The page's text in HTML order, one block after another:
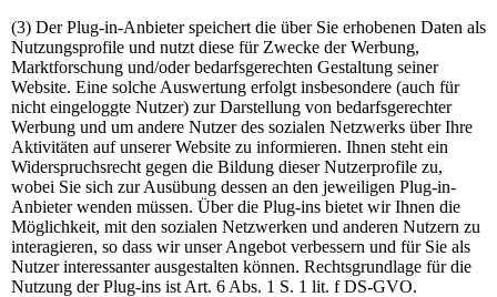
(3) Der Plug-in-Anbieter speichert die über Sie erhobenen Daten als
Nutzungsprofile und nutzt diese für Zwecke der Werbung,
Marktforschung und/oder bedarfsgerechten Gestaltung seiner
Website. Eine solche Auswertung erfolgt insbesondere (auch für
nicht eingeloggte Nutzer) zur Darstellung von bedarfsgerechter
Werbung und um andere Nutzer des sozialen Netzwerks über Ihre
Aktivitäten auf unserer Website zu informieren. Ihnen steht ein
Widerspruchsrecht gegen die Bildung dieser Nutzerprofile zu,
wobei Sie sich zur Ausübung dessen an den jeweiligen Plug-in-
Anbieter wenden müssen. Über die Plug-ins bietet wir Ihnen die
Möglichkeit, mit den sozialen Netzwerken und anderen Nutzern zu
interagieren, so dass wir unser Angebot verbessern und für Sie als
Nutzer interessanter ausgestalten können. Rechtsgrundlage für die
Nutzung der Plug-ins ist Art. 6 Abs. 1 S. 1 lit. f DS-GVO.